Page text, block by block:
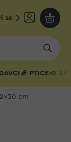
se
Moja
PTICE
cm